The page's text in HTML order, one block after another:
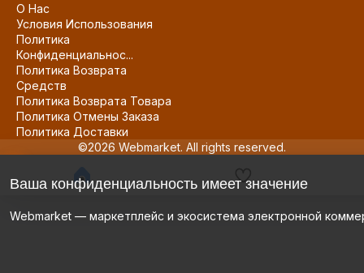
О Нас
Условия Использования
Политика
Конфиденциальнос...
Политика Возврата
Средств
Политика Возврата Товара
Политика Отмены Заказа
Политика Доставки
©2026 Webmarket. All rights reserved.
Ваша конфиденциальность имеет значение
Webmarket — маркетплейс и экосистема электронной